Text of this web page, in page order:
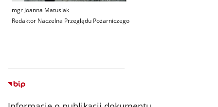
mgr Joanna Matusiak
Redaktor Naczelna Przeglądu Pożarniczego